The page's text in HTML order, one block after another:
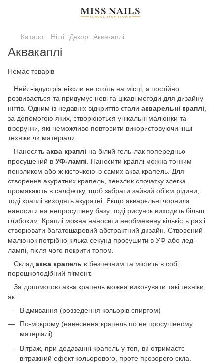
Каталог Нігті Декор Аквакаплі
Аквакаплі
Немає товарів
Нейл-індустрія ніколи не стоїть на місці, а постійно
розвивається та придумує нові та цікаві методи для дизайну
нігтів. Одним із недавніх відкриттів стали акварельні краплі
за допомогою яких, створюються унікальні малюнки та
візерунки, які неможливо повторити використовуючи інші
техніки чи матеріали.
Наносять аква краплі на білий гель-лак попередньо
просушений в УФ-лампі . Наносити краплі можна тонким
пензликом або ж кісточкою із самих аква крапель. Для
створення акуратних крапель, пензлик спочатку злегка
промакають в салфетку, щоб забрати зайвий об’єм рідини,
тоді краплі виходять акуратні. Якщо акварельні чорнила
наносити на непросушену базу, тоді рисунок виходить більш
глибоким. Краплі можна наносити необмежену кількість раз і
створювати багатошаровий абстрактний дизайн. Створений
малюнок потрібно кілька секунд просушити в УФ або лед-
лампі, після чого покрити топом.
Склад аква крапель є безпечним та містить в собі
порошкоподібний пігмент.
За допомогою аква крапель можна виконувати такі техніки,
як:
Відмивання (розведення кольорів спиртом)
По-мокрому (нанесення крапель по не просушеному
матеріалі)
Вітраж, при додаванні крапель у топ, ви отримаєте
вітражний ефект кольорового, проте прозорого скла.